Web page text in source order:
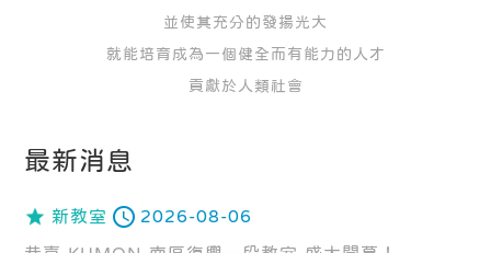
並使其充分的發揚光大
就能培育成為一個健全而有能力的人才
貢獻於人類社會
最新消息
新教室 2026-08-06